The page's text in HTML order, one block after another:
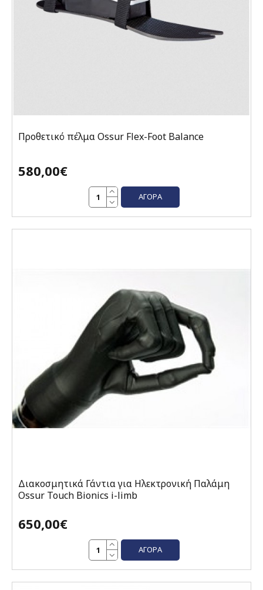
Προθετικό πέλμα Ossur Flex-Foot Balance
580,00€
ΑΓΟΡΆ
Διακοσμητικά Γάντια για Ηλεκτρονική Παλάμη
Ossur Touch Bionics i-limb
650,00€
ΑΓΟΡΆ